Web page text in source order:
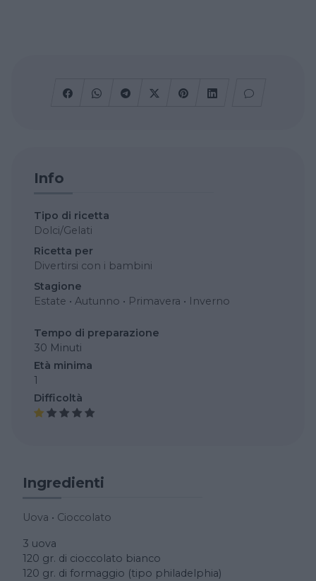
Info
Tipo di ricetta
Dolci/Gelati
Ricetta per
Divertirsi con i bambini
Stagione
Estate • Autunno • Primavera • Inverno
Tempo di preparazione
30 Minuti
Età minima
1
Difficoltà
Ingredienti
Uova • Cioccolato
3 uova
120 gr. di cioccolato bianco
120 gr. di formaggio (tipo philadelphia)